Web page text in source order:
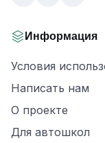
Информация
Условия
Написать нам
О проекте
Для автошкол